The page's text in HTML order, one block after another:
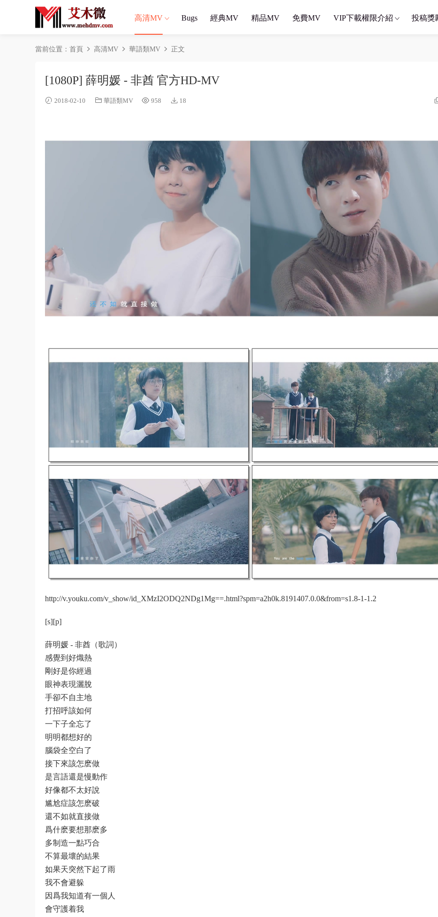
高清MV Bugs 經典MV 精品MV 免費MV VIP下載權限介紹 投稿獎
當前位置： 首頁 高清MV 華語類MV 正文
[1080P] 薛明媛 - 非酋 官方HD-MV
2018-02-10 華語類MV 958 18
http://v.youku.com/v_show/id_XMzI2ODQ2NDg1Mg==.html?spm=a2h0k.8191407.0.0&from=s1.8-1-1.2
[s][p]
薛明媛 - 非酋（歌詞）
感覺到好熾熱
剛好是你經過
眼神表現灑脫
手卻不自主地
打招呼該如何
一下子全忘了
明明都想好的
腦袋全空白了
接下來該怎麽做
是言語還是慢動作
好像都不太好說
尴尬症該怎麽破
還不如就直接做
爲什麽要想那麽多
多制造一點巧合
不算最壞的結果
如果天突然下起了雨
我不會避躲
因爲我知道有一個人
會守護着我